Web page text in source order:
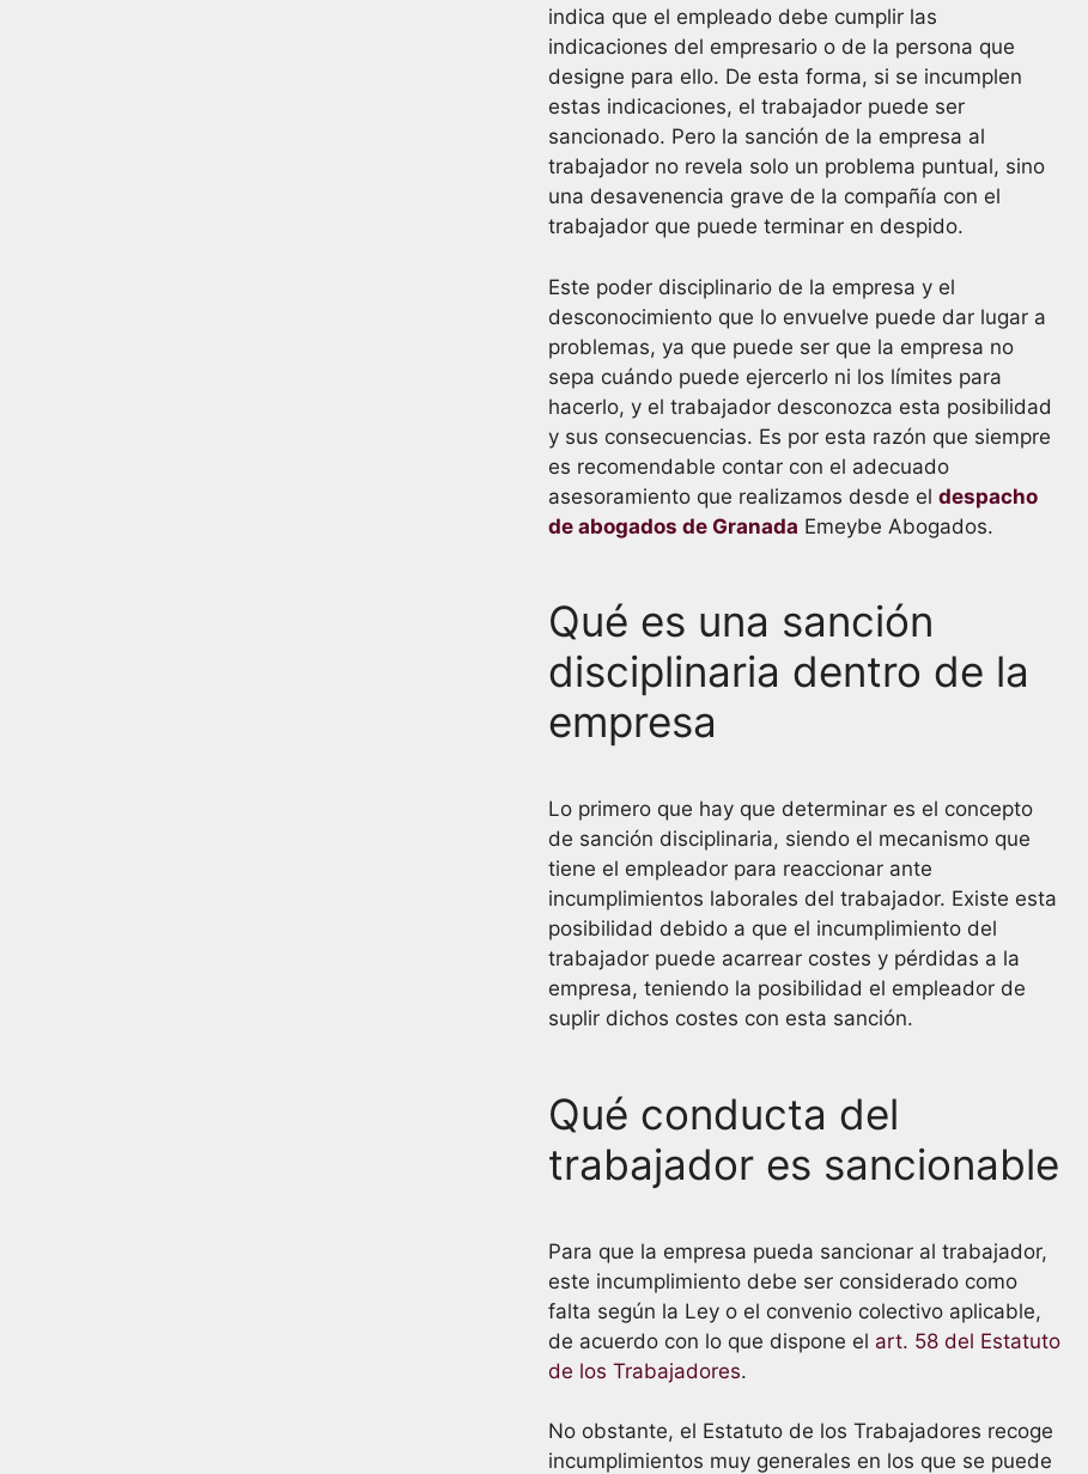
indica que el empleado debe cumplir las
indicaciones del empresario o de la persona que
designe para ello. De esta forma, si se incumplen
estas indicaciones, el trabajador puede ser
sancionado. Pero la sanción de la empresa al
trabajador no revela solo un problema puntual, sino
una desavenencia grave de la compañía con el
trabajador que puede terminar en despido.
Este poder disciplinario de la empresa y el
desconocimiento que lo envuelve puede dar lugar a
problemas, ya que puede ser que la empresa no
sepa cuándo puede ejercerlo ni los límites para
hacerlo, y el trabajador desconozca esta posibilidad
y sus consecuencias. Es por esta razón que siempre
es recomendable contar con el adecuado
asesoramiento que realizamos desde el despacho
de abogados de Granada Emeybe Abogados.
Qué es una sanción
disciplinaria dentro de la
empresa
Lo primero que hay que determinar es el concepto
de sanción disciplinaria, siendo el mecanismo que
tiene el empleador para reaccionar ante
incumplimientos laborales del trabajador. Existe esta
posibilidad debido a que el incumplimiento del
trabajador puede acarrear costes y pérdidas a la
empresa, teniendo la posibilidad el empleador de
suplir dichos costes con esta sanción.
Qué conducta del
trabajador es sancionable
Para que la empresa pueda sancionar al trabajador,
este incumplimiento debe ser considerado como
falta según la Ley o el convenio colectivo aplicable,
de acuerdo con lo que dispone el art. 58 del Estatuto
de los Trabajadores.
No obstante, el Estatuto de los Trabajadores recoge
incumplimientos muy generales en los que se puede